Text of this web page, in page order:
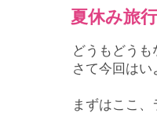
夏休み旅
どうもどう
さて今回は
まずはここ